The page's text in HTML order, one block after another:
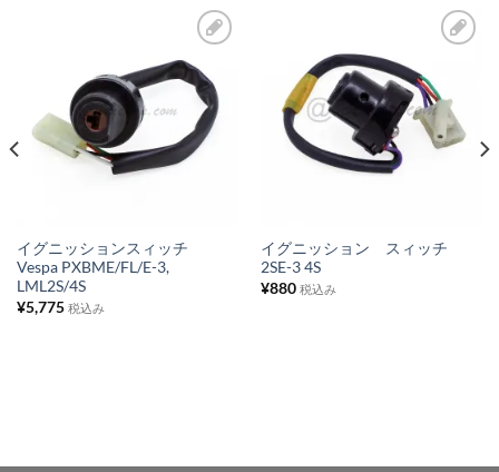
お
気
に
入
イグニッションスィッチ
Vespa PXBME/FL/E-3,
LML2S/4S
¥5,775 税込み
気
に
ス
イグニッション スィッチ
2SE-3 4S
¥880 税込み